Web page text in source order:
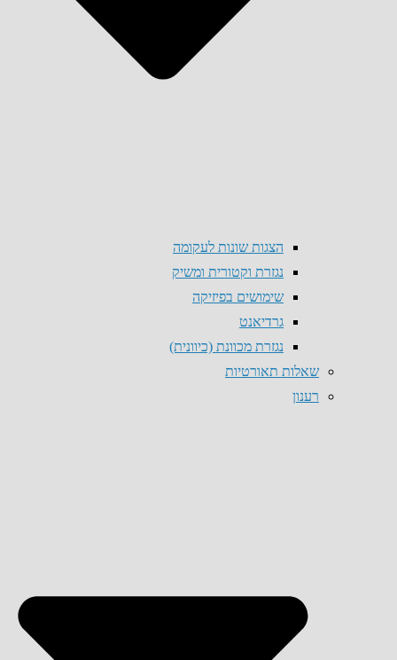
הצגות שונות לעקומה
נגזרת וקטורית ומשיק
שימושים בפיזיקה
גרדיאנט
נגזרת מכוונת (כיוונית)
שאלות תאורטיות
רענון